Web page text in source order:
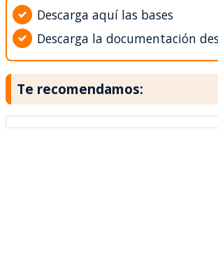
Descarga aquí las bases
Descarga la documentación
Te recomendamos: